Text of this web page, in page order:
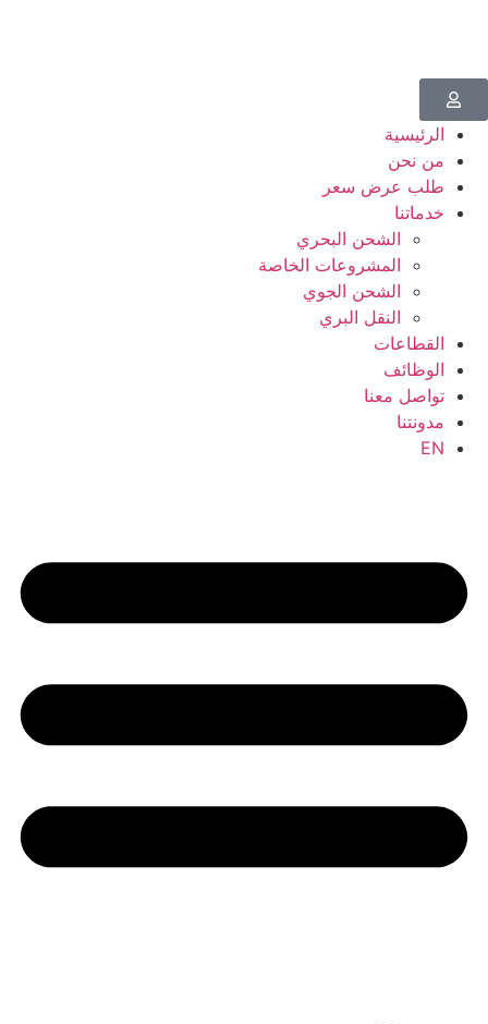
الرئيسية
من نحن
طلب عرض سعر
خدماتنا
الشحن البحري
المشروعات الخاصة
الشحن الجوي
النقل البري
القطاعات
الوظائف
تواصل معنا
مدونتنا
EN